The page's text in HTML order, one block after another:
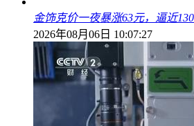
金饰克价一夜暴涨63元，逼近
2026年08月06日 10:07:27